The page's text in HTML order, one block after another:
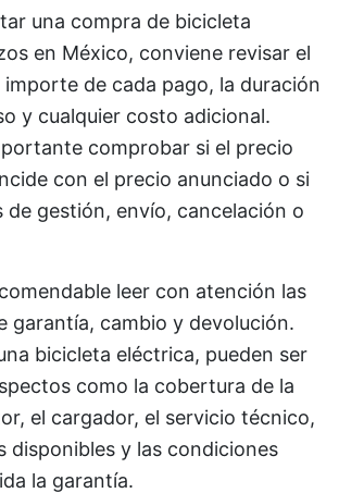
una compra de bicicleta
en México, conviene revisar el
de cada pago, la duración
y cualquier costo adicional.
comprobar si el precio
con el precio anunciado o si
de gestión, envío, cancelación o
leer con atención las
garantía, cambio y devolución.
bicicleta eléctrica, pueden ser
como la cobertura de la
el cargador, el servicio técnico,
disponibles y las condiciones
la garantía.